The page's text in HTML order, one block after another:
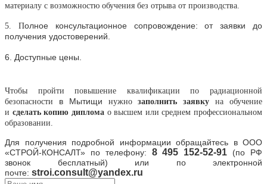
материалу с возможностю обучения без отрыва от производства.
5. Полное консультационное сопровождение: от заявки до
получения удостоверений.
6. Доступные цены.
Чтобы пройти повышение квалификациипо радиационной
безопасности
в Мытищи нужнозаполнить заявку на обучение
и сделать копию дипломао высшем или среднем профессиональном
образовании.
Для получения подробной информации обращайтесь в ООО
«СТРОЙ-КОНСАЛТ» по телефону: 8495 152-52-91 (по РФ
звонок бесплатный) или по электронной
почте: stroi.consult@yandex.ru